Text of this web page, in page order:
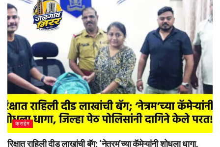
क्राईम
रिक्षात राहिली दीड लाखांची बॅग; ‘नेत्रम’च्या कॅमेऱ्यांनी शोधला धागा,